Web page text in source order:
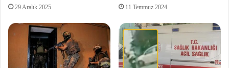
29 Aralık 2025 11 Temmuz 2024